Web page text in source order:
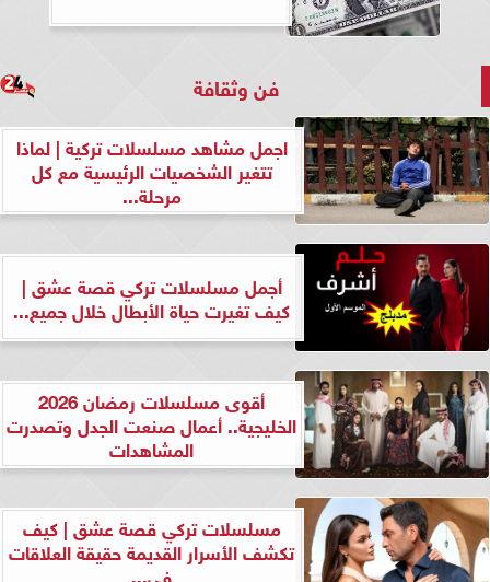
فن وثقافة
اجمل مشاهد مسلسلات تركية | لماذا
تتغير الشخصيات الرئيسية مع كل
مرحلة...
أجمل مسلسلات تركي قصة عشق |
كيف تغيرت حياة الأبطال خلال جميع...
أقوى مسلسلات رمضان 2026
الخليجية.. أعمال صنعت الجدل وتصدرت
المشاهدات
مسلسلات تركي قصة عشق | كيف
تكشف الأسرار القديمة حقيقة العلاقات
في...